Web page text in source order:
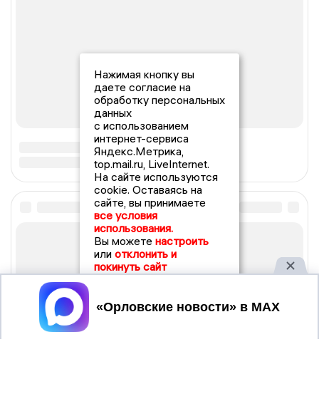
Нажимая кнопку вы
даете согласие на
обработку персональных
данных
с использованием
интернет-сервиса
Яндекс.Метрика,
top.mail.ru, LiveInternet.
На сайте используются
cookie. Оставаясь на
сайте, вы принимаете
все условия
использования.
Вы можете настроить
или отклонить и
покинуть сайт
Принять